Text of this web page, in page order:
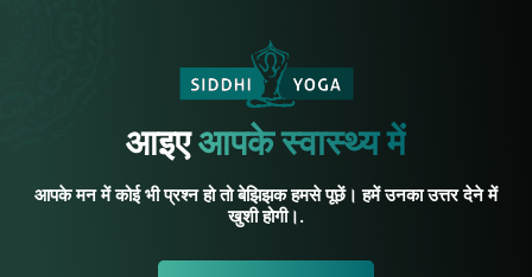
आइएआपके स्वास्थ्य में
आपके मन में कोई भी प्रश्न हो तो बेझिझक हमसे पूछें। हमें उनका उत्तर देने में
खुशी होगी।.